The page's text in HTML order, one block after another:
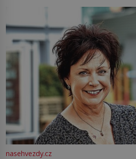
Jsme spolu moc rádi Tehdy byla
nasehvezdy.cz